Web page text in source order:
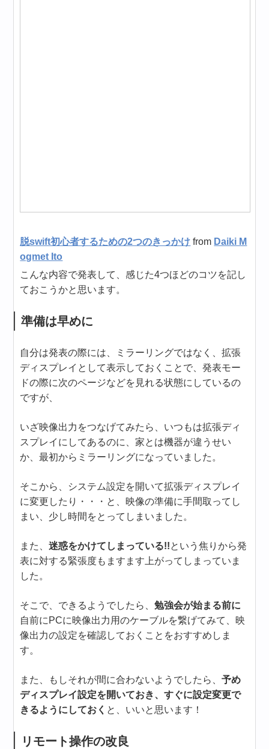
脱swift初心者するための2つのきっかけ from Daiki M
ogmet Ito
こんな内容で発表して、感じた4つほどのコツを記し
ておこうかと思います。
準備は早めに
自分は発表の際には、ミラーリングではなく、拡張
ディスプレイとして表示しておくことで、発表モー
ドの際に次のページなどを見れる状態にしているの
ですが、
いざ映像出力をつなげてみたら、いつもは拡張ディ
スプレイにしてあるのに、家とは機器が違うせい
か、最初からミラーリングになっていました。
そこから、システム設定を開いて拡張ディスプレイ
に変更したり・・・と、映像の準備に手間取ってし
まい、少し時間をとってしまいました。
また、迷惑をかけてしまっている!!という焦りから発
表に対する緊張度もますます上がってしまっていま
した。
そこで、できるようでしたら、勉強会が始まる前に
自前にPCに映像出力用のケーブルを繋げてみて、映
像出力の設定を確認しておくことをおすすめしま
す。
また、もしそれが間に合わないようでしたら、予め
ディスプレイ設定を開いておき、すぐに設定変更で
きるようにしておく と、いいと思います！
リモート操作の改良